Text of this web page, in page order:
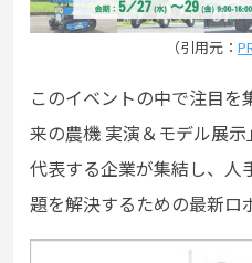
（引用元：
このイベントの中で注目
来の農機 実演＆モデル展
代表する企業が集結し、人
題を解決するための最新ロ